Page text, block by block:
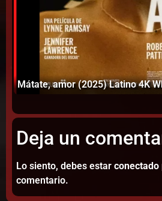
Mátate, amor (2025) Latino 4K
Deja un
Lo siento, debes estar conectado
comentario.